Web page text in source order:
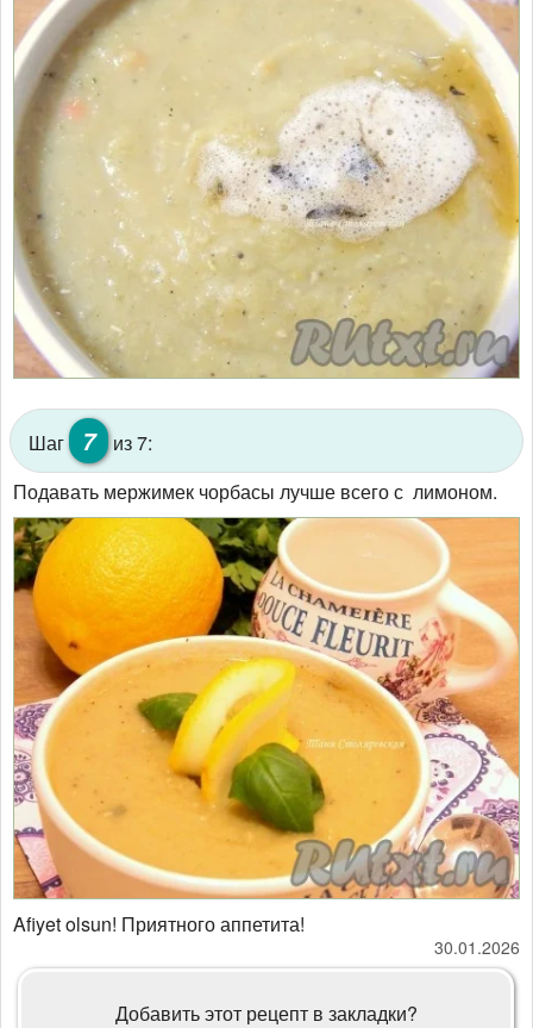
Шаг 7
из 7:
Подавать мержимек чорбасы лучше всего с лимоном.
Afiyet olsun! Приятного аппетита!
30.01.2026
Добавить этот рецепт в закладки?